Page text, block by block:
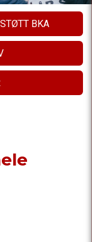
STØTT BKA